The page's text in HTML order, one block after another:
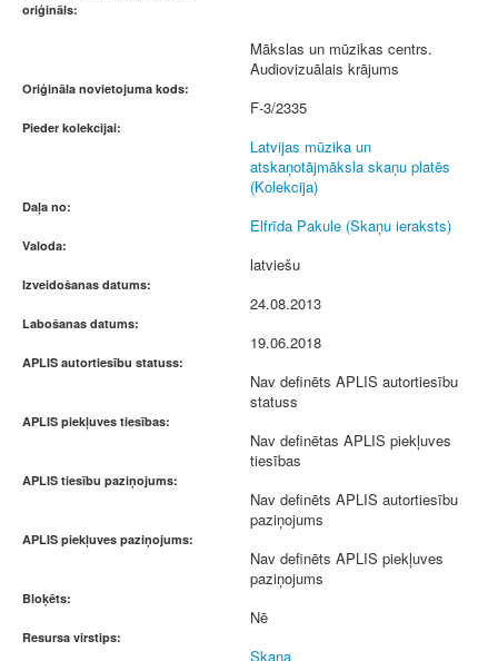
oriģināls:
Mākslas un mūzikas centrs.
Audiovizuālais krājums
Oriģināla novietojuma kods:
F-3/2335
Pieder kolekcijai:
Latvijas mūzika un
atskaņotājmāksla skaņu platēs
(Kolekcija)
Daļa no:
Elfrīda Pakule (Skaņu ieraksts)
Valoda:
latviešu
Izveidošanas datums:
24.08.2013
Labošanas datums:
19.06.2018
APLIS autortiesību statuss:
Nav definēts APLIS autortiesību
statuss
APLIS piekļuves tiesības:
Nav definētas APLIS piekļuves
tiesības
APLIS tiesību paziņojums:
Nav definēts APLIS autortiesību
paziņojums
APLIS piekļuves paziņojums:
Nav definēts APLIS piekļuves
paziņojums
Bloķēts:
Nē
Resursa virstips:
Skaņa